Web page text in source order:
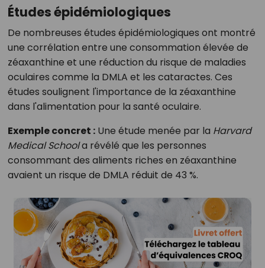
Études épidémiologiques
De nombreuses études épidémiologiques ont montré
une corrélation entre une consommation élevée de
zéaxanthine et une réduction du risque de maladies
oculaires comme la DMLA et les cataractes. Ces
études soulignent l'importance de la zéaxanthine
dans l'alimentation pour la santé oculaire.
Exemple concret :Une étude menée par la Harvard
Medical Schoola révélé que les personnes
consommant des aliments riches en zéaxanthine
avaient un risque de DMLA réduit de 43 %.